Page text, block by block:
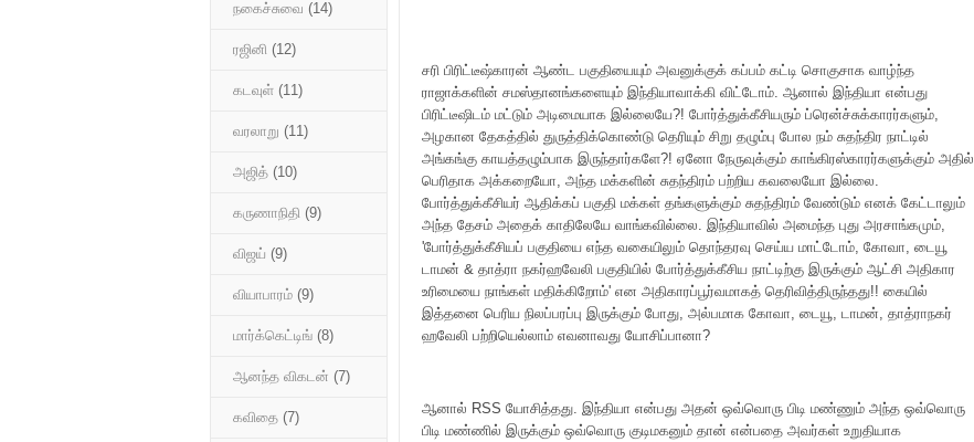
சரி பிரிட்டீஷ்காரன் ஆண்ட பகுதியையும் அவனுக்குக் கப்பம் கட்டி சொகுசாக வாழ்ந்த
ராஜாக்களின் சமஸ்தானங்களையும் இந்தியாவாக்கி விட்டோம். ஆனால் இந்தியா என்பது
பிரிட்டீஷிடம் மட்டும் அடிமையாக இல்லையே?! போர்த்துக்கீசியரும் ப்ரென்ச்சுக்காரர்களும்,
அழகான தேகத்தில் துருத்திக்கொண்டு தெரியும் சிறு தழும்பு போல நம் சுதந்திர நாட்டில்
அங்கங்கு காயத்தழும்பாக இருந்தார்களே?! ஏனோ நேருவுக்கும் காங்கிரஸ்காரர்களுக்கும் அதில்
பெரிதாக அக்கறையோ, அந்த மக்களின் சுதந்திரம் பற்றிய கவலையோ இல்லை.
போர்த்துக்கீசியர் ஆதிக்கப் பகுதி மக்கள் தங்களுக்கும் சுதந்திரம் வேண்டும் எனக் கேட்டாலும்
அந்த தேசம் அதைக் காதிலேயே வாங்கவில்லை. இந்தியாவில் அமைந்த புது அரசாங்கமும்,
'போர்த்துக்கீசியப் பகுதியை எந்த வகையிலும் தொந்தரவு செய்ய மாட்டோம், கோவா, டையூ
டாமன் & தாத்ரா நகர்ஹவேலி பகுதியில் போர்த்துக்கீசிய நாட்டிற்கு இருக்கும் ஆட்சி அதிகார
உரிமையை நாங்கள் மதிக்கிறோம்' என அதிகாரப்பூர்வமாகத் தெரிவித்திருந்தது!! கையில்
இத்தனை பெரிய நிலப்பரப்பு இருக்கும் போது, அல்பமாக கோவா, டையூ, டாமன், தாத்ராநகர்
ஹவேலி பற்றியெல்லாம் எவனாவது யோசிப்பானா?
ஆனால் RSS யோசித்தது. இந்தியா என்பது அதன் ஒவ்வொரு பிடி மண்ணும் அந்த ஒவ்வொரு
பிடி மண்ணில் இருக்கும் ஒவ்வொரு குடிமகனும் தான் என்பதை அவர்கள் உறுதியாக
நகைச்சுவை (14)
ரஜினி (12)
கடவுள் (11)
வரலாறு (11)
அஜித் (10)
கருணாநிதி (9)
விஜய் (9)
வியாபாரம் (9)
மார்க்கெட்டிங் (8)
ஆனந்த விகடன் (7)
கவிதை (7)